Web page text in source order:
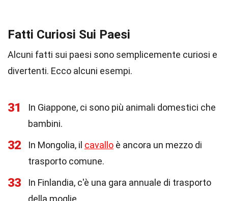
Fatti Curiosi Sui Paesi
Alcuni fatti sui paesi sono semplicemente curiosi e
divertenti. Ecco alcuni esempi.
31
In Giappone, ci sono più animali domestici che
bambini.
32 In Mongolia, il cavallo è ancora un mezzo di
trasporto comune.
33
In Finlandia, c'è una gara annuale di trasporto
della moglie.